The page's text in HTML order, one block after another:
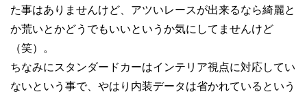
た事はありませんけど、アツいレースが出来るなら綺麗と
か荒いとかどうでもいいというか気にしてませんけど
（笑）。
ちなみにスタンダードカーはインテリア視点に対応してい
ないという事で、やはり内装データは省かれているという